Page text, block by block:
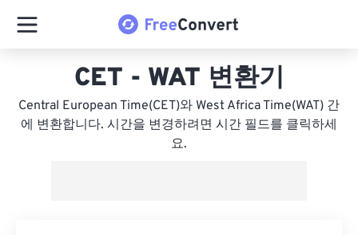
CET - WAT 변환기
Central European Time(CET)와 West Africa Time(WAT) 간
에 변환합니다. 시간을 변경하려면 시간 필드를 클릭하세
요.